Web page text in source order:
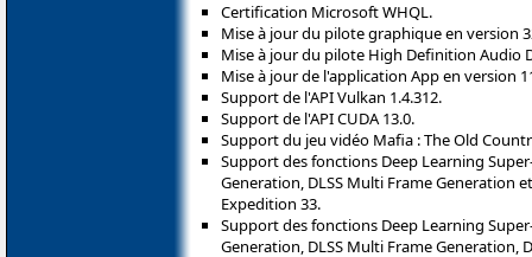
Certification Microsoft WHQL.
Mise à jour du pilote graphique en version
Mise à jour du pilote High Definition Audio
Mise à jour de l'application App en version
Support de l'API Vulkan 1.4.312.
Support de l'API CUDA 13.0.
Support du jeu vidéo Mafia : The Old
Support des fonctions Deep Learning
Generation, DLSS Multi Frame Generation
Expedition 33.
Support des fonctions Deep Learning
Generation, DLSS Multi Frame Generation,